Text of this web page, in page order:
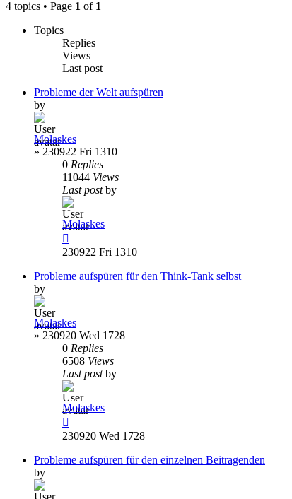
4 topics • Page 1 of 1
Topics
Replies
Views
Last post
Probleme der Welt aufspüren
by
Molaskes
» 230922 Fri 1310
0 Replies
11044 Views
Last postby
Molaskes
230922 Fri 1310
Probleme aufspüren für den Think-Tank selbst
by
Molaskes
» 230920 Wed 1728
0 Replies
6508 Views
Last postby
Molaskes
230920 Wed 1728
Probleme aufspüren für den einzelnen Beitragenden
by